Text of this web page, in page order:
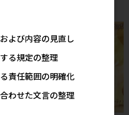
よび内容の見直し
る規定の整理
責任範囲の明確化
わせた文言の整理